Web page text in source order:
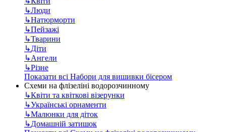
↳Люди
↳Натюрморти
↳Пейзажі
↳Тварини
↳Діти
↳Ангели
↳Різне
Показати всі Набори для вишивки бісером
Схеми на флізеліні водорозчинному
↳Квіти та квіткові візерунки
↳Українські орнаменти
↳Малюнки для діток
↳Домашній затишок